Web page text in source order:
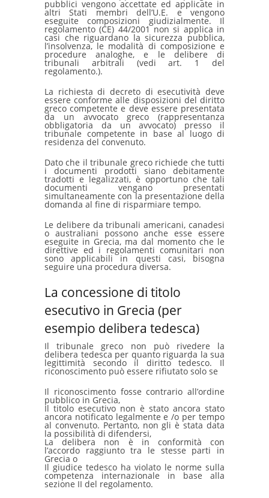
pubblici vengono accettate ed applicate in
altri Stati membri dell’U.E. e vengono
eseguite composizioni giudizialmente. Il
regolamento (CE) 44/2001 non si applica in
casi che riguardano la sicurezza pubblica,
l’insolvenza, le modalità di composizione e
procedure analoghe, e le delibere di
tribunali arbitrali (vedi art. 1 del
regolamento.).
La richiesta di decreto di esecutività deve
essere conforme alle disposizioni del diritto
greco competente e deve essere presentata
da un avvocato greco (rappresentanza
obbligatoria da un avvocato) presso il
tribunale competente in base al luogo di
residenza del convenuto.
Dato che il tribunale greco richiede che tutti
i documenti prodotti siano debitamente
tradotti e legalizzati, è opportuno che tali
documenti vengano presentati
simultaneamente con la presentazione della
domanda al fine di risparmiare tempo.
Le delibere da tribunali americani, canadesi
o australiani possono anche esse essere
eseguite in Grecia, ma dal momento che le
direttive ed i regolamenti comunitari non
sono applicabili in questi casi, bisogna
seguire una procedura diversa.
La concessione di titolo
esecutivo in Grecia (per
esempio delibera tedesca)
Il tribunale greco non può rivedere la
delibera tedesca per quanto riguarda la sua
legittimità secondo il diritto tedesco. Il
riconoscimento può essere rifiutato solo se
Il riconoscimento fosse contrario all’ordine
pubblico in Grecia,
Il titolo esecutivo non è stato ancora stato
ancora notificato legalmente e /o per tempo
al convenuto. Pertanto, non gli è stata data
la possibilità di difendersi,
La delibera non è in conformità con
l’accordo raggiunto tra le stesse parti in
Grecia o
Il giudice tedesco ha violato le norme sulla
competenza internazionale in base alla
sezione II del regolamento.